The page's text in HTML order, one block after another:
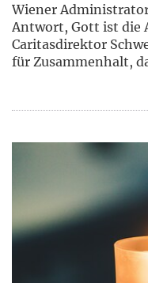
Wiener
Antwort, Gott ist die
Caritasdirektor
für Zusammenhalt,